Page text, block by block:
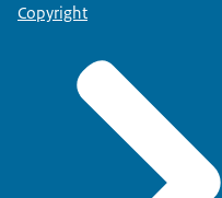
Copyright